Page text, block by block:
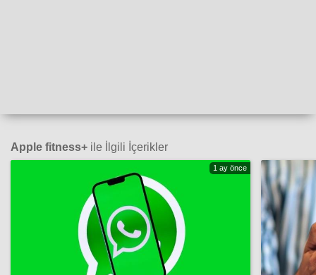
Apple fitness+ ile İlgili İçerikler
1 ay önce